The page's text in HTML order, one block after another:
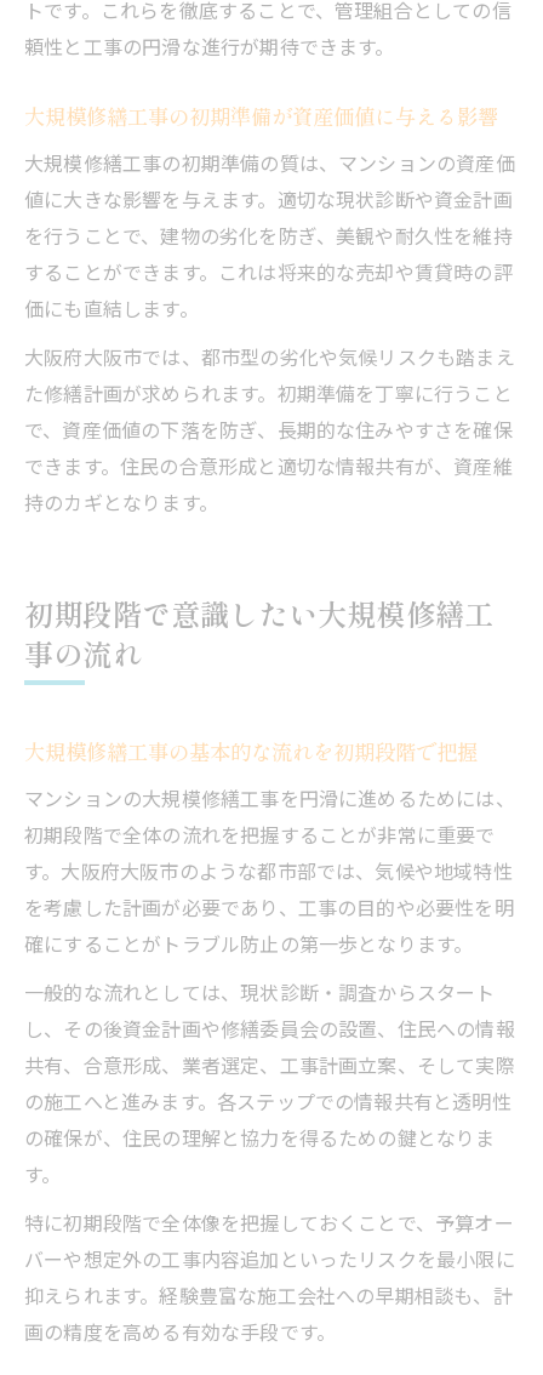
トです。これらを徹底することで、管理組合としての信
頼性と工事の円滑な進行が期待できます。
大規模修繕工事の初期準備が資産価値に与える影響
大規模修繕工事の初期準備の質は、マンションの資産価
値に大きな影響を与えます。適切な現状診断や資金計画
を行うことで、建物の劣化を防ぎ、美観や耐久性を維持
することができます。これは将来的な売却や賃貸時の評
価にも直結します。
大阪府大阪市では、都市型の劣化や気候リスクも踏まえ
た修繕計画が求められます。初期準備を丁寧に行うこと
で、資産価値の下落を防ぎ、長期的な住みやすさを確保
できます。住民の合意形成と適切な情報共有が、資産維
持のカギとなります。
初期段階で意識したい大規模修繕工
事の流れ
大規模修繕工事の基本的な流れを初期段階で把握
マンションの大規模修繕工事を円滑に進めるためには、
初期段階で全体の流れを把握することが非常に重要で
す。大阪府大阪市のような都市部では、気候や地域特性
を考慮した計画が必要であり、工事の目的や必要性を明
確にすることがトラブル防止の第一歩となります。
一般的な流れとしては、現状診断・調査からスタート
し、その後資金計画や修繕委員会の設置、住民への情報
共有、合意形成、業者選定、工事計画立案、そして実際
の施工へと進みます。各ステップでの情報共有と透明性
の確保が、住民の理解と協力を得るための鍵となりま
す。
特に初期段階で全体像を把握しておくことで、予算オー
バーや想定外の工事内容追加といったリスクを最小限に
抑えられます。経験豊富な施工会社への早期相談も、計
画の精度を高める有効な手段です。